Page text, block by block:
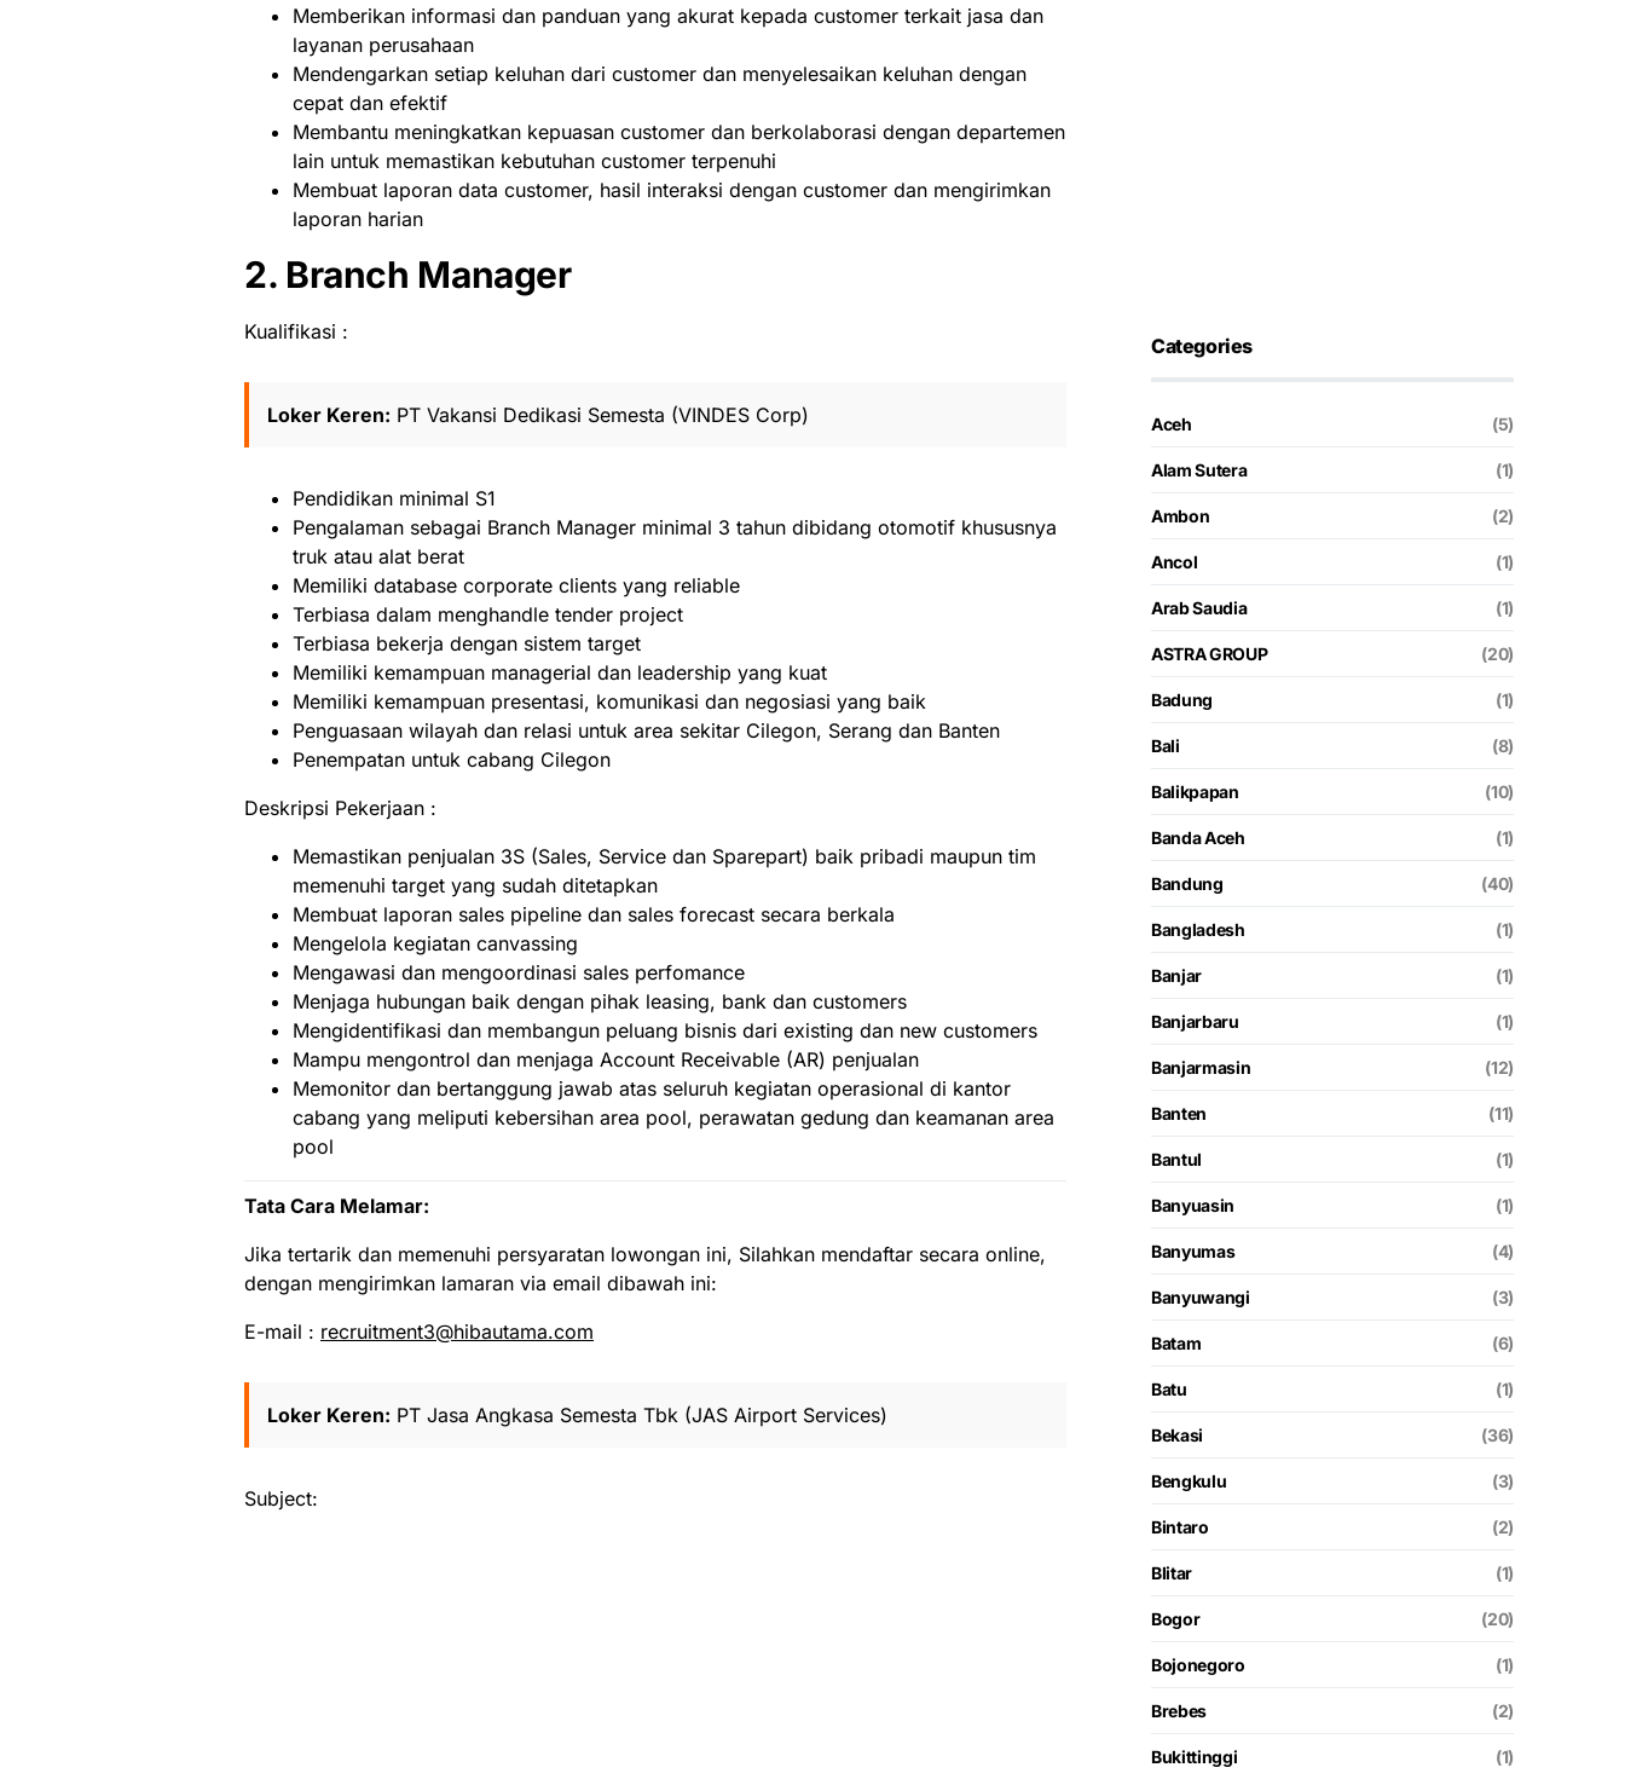
Memberikan informasi dan panduan yang akurat kepada customer terkait jasa dan
layanan perusahaan
Mendengarkan setiap keluhan dari customer dan menyelesaikan keluhan dengan
cepat dan efektif
Membantu meningkatkan kepuasan customer dan berkolaborasi dengan departemen
lain untuk memastikan kebutuhan customer terpenuhi
Membuat laporan data customer, hasil interaksi dengan customer dan mengirimkan
laporan harian
2. Branch Manager
Kualifikasi :
Loker Keren: PT Vakansi Dedikasi Semesta (VINDES Corp)
Pendidikan minimal S1
Pengalaman sebagai Branch Manager minimal 3 tahun dibidang otomotif khususnya
truk atau alat berat
Memiliki database corporate clients yang reliable
Terbiasa dalam menghandle tender project
Terbiasa bekerja dengan sistem target
Memiliki kemampuan managerial dan leadership yang kuat
Memiliki kemampuan presentasi, komunikasi dan negosiasi yang baik
Penguasaan wilayah dan relasi untuk area sekitar Cilegon, Serang dan Banten
Penempatan untuk cabang Cilegon
Deskripsi Pekerjaan :
Memastikan penjualan 3S (Sales, Service dan Sparepart) baik pribadi maupun tim
memenuhi target yang sudah ditetapkan
Membuat laporan sales pipeline dan sales forecast secara berkala
Mengelola kegiatan canvassing
Mengawasi dan mengoordinasi sales perfomance
Menjaga hubungan baik dengan pihak leasing, bank dan customers
Mengidentifikasi dan membangun peluang bisnis dari existing dan new customers
Mampu mengontrol dan menjaga Account Receivable (AR) penjualan
Memonitor dan bertanggung jawab atas seluruh kegiatan operasional di kantor
cabang yang meliputi kebersihan area pool, perawatan gedung dan keamanan area
pool
Tata Cara Melamar:
Jika tertarik dan memenuhi persyaratan lowongan ini, Silahkan mendaftar secara online,
dengan mengirimkan lamaran via email dibawah ini:
E-mail : recruitment3@hibautama.com
Loker Keren: PT Jasa Angkasa Semesta Tbk (JAS Airport Services)
Subject:
Categories
Aceh (5)
Alam Sutera (1)
Ambon (2)
Ancol (1)
Arab Saudia (1)
ASTRA GROUP (20)
Badung (1)
Bali (8)
Balikpapan (10)
Banda Aceh (1)
Bandung (40)
Bangladesh (1)
Banjar (1)
Banjarbaru (1)
Banjarmasin (12)
Banten (11)
Bantul (1)
Banyuasin (1)
Banyumas (4)
Banyuwangi (3)
Batam (6)
Batu (1)
Bekasi (36)
Bengkulu (3)
Bintaro (2)
Blitar (1)
Bogor (20)
Bojonegoro (1)
Brebes (2)
Bukittinggi (1)